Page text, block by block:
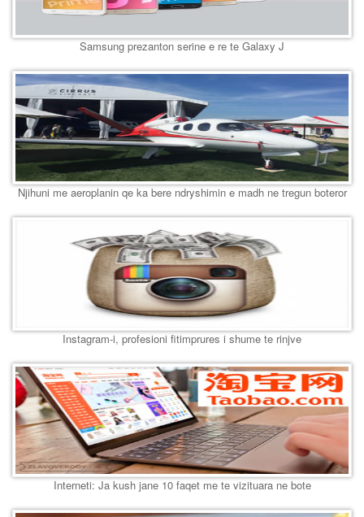
Samsung prezanton serine e re te Galaxy J
Njihuni me aeroplanin qe ka bere ndryshimin e madh ne tregun boteror
Instagram-i, profesioni fitimprures i shume te rinjve
Interneti: Ja kush jane 10 faqet me te vizituara ne bote